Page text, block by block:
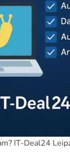
IT-Deal24